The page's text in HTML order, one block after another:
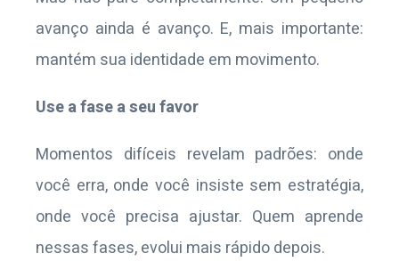
avanço ainda é avanço. E, mais importante:
mantém sua identidade em movimento.
Use a fase a seu favor
Momentos difíceis revelam padrões: onde
você erra, onde você insiste sem estratégia,
onde você precisa ajustar. Quem aprende
nessas fases, evolui mais rápido depois.